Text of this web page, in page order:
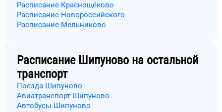
Расписание Краснощёково
Расписание Новороссийского
Расписание Мельниково
Расписание Шипуново на остальной
транспорт
Поезда Шипуново
Авиатранспорт Шипуново
Автобусы Шипуново